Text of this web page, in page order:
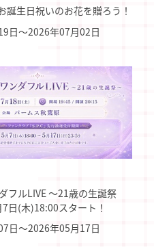
誕生日祝いのお花を贈ろう！
日〜2026年07月02日
ルLIVE ～21歳の生誕祭
日(木)18:00スタート！
日〜2026年05月17日